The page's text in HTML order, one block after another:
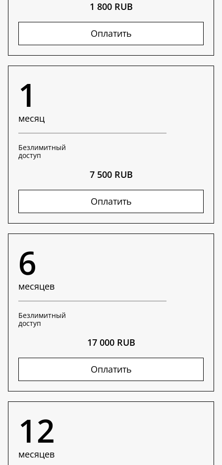
1 800 RUB
Оплатить
1
месяц
Безлимитный
доступ
7 500 RUB
Оплатить
6
месяцев
Безлимитный
доступ
17 000 RUB
Оплатить
12
месяцев